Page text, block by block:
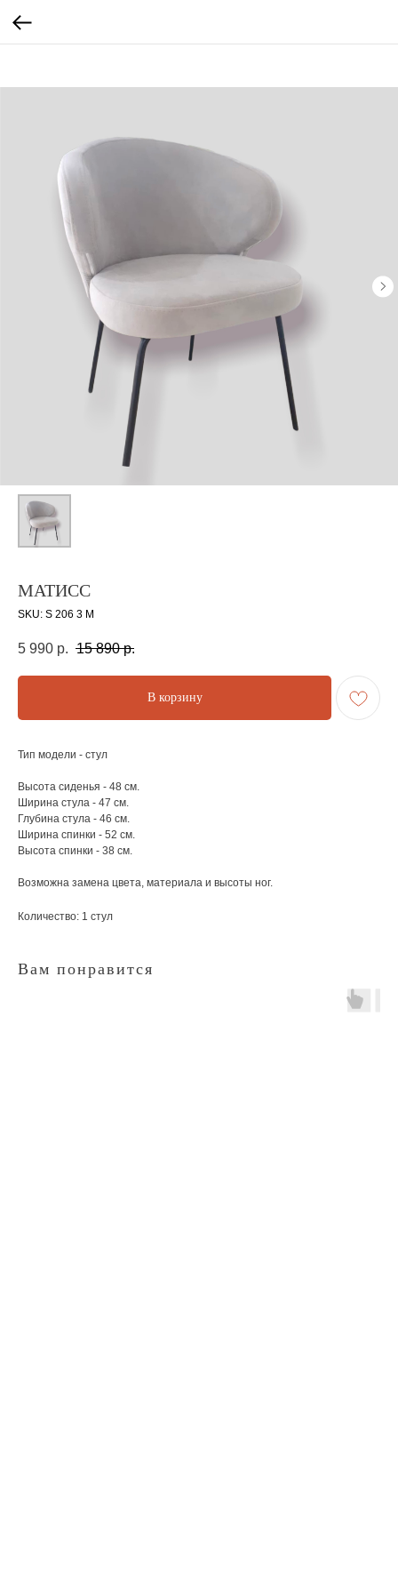
МАТИСС
SKU: S 206 3 М
5 990 р. 15 890 р.
В корзину
Тип модели - стул
Высота сиденья - 48 см.
Ширина стула - 47 см.
Глубина стула - 46 см.
Ширина спинки - 52 см.
Высота спинки - 38 см.
Возможна замена цвета, материала и высоты ног.
Количество: 1 стул
Вам понравится